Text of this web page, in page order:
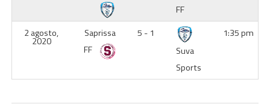
FF
2 agosto,
2020
Saprissa
FF
5 - 1
Suva
Sports
1:35 pm